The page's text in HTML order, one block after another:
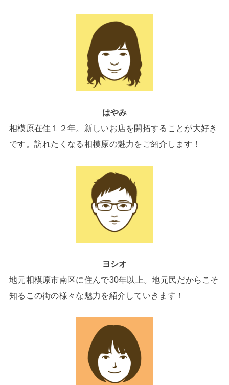
はやみ
相模原在住１２年。新しいお店を開拓することが大好き
です。訪れたくなる相模原の魅力をご紹介します！
ヨシオ
地元相模原市南区に住んで30年以上。地元民だからこそ
知るこの街の様々な魅力を紹介していきます！